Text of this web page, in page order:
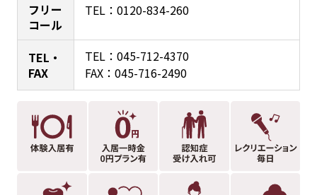
フリー
コール
TEL： 0120-834-260
TEL・
FAX
TEL： 045-712-4370
FAX：045-716-2490